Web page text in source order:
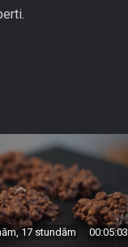
17 stundām 00:05:03